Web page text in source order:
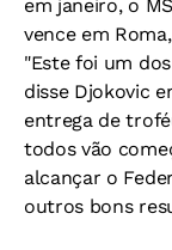
em janeiro, o
vence em
"Este foi um
disse Djokovic
entrega de
todos vão
alcançar o
outros bons